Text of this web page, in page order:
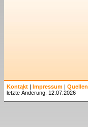
Kontakt | Impressum | Quellen
letzte Änderung: 12.07.2026